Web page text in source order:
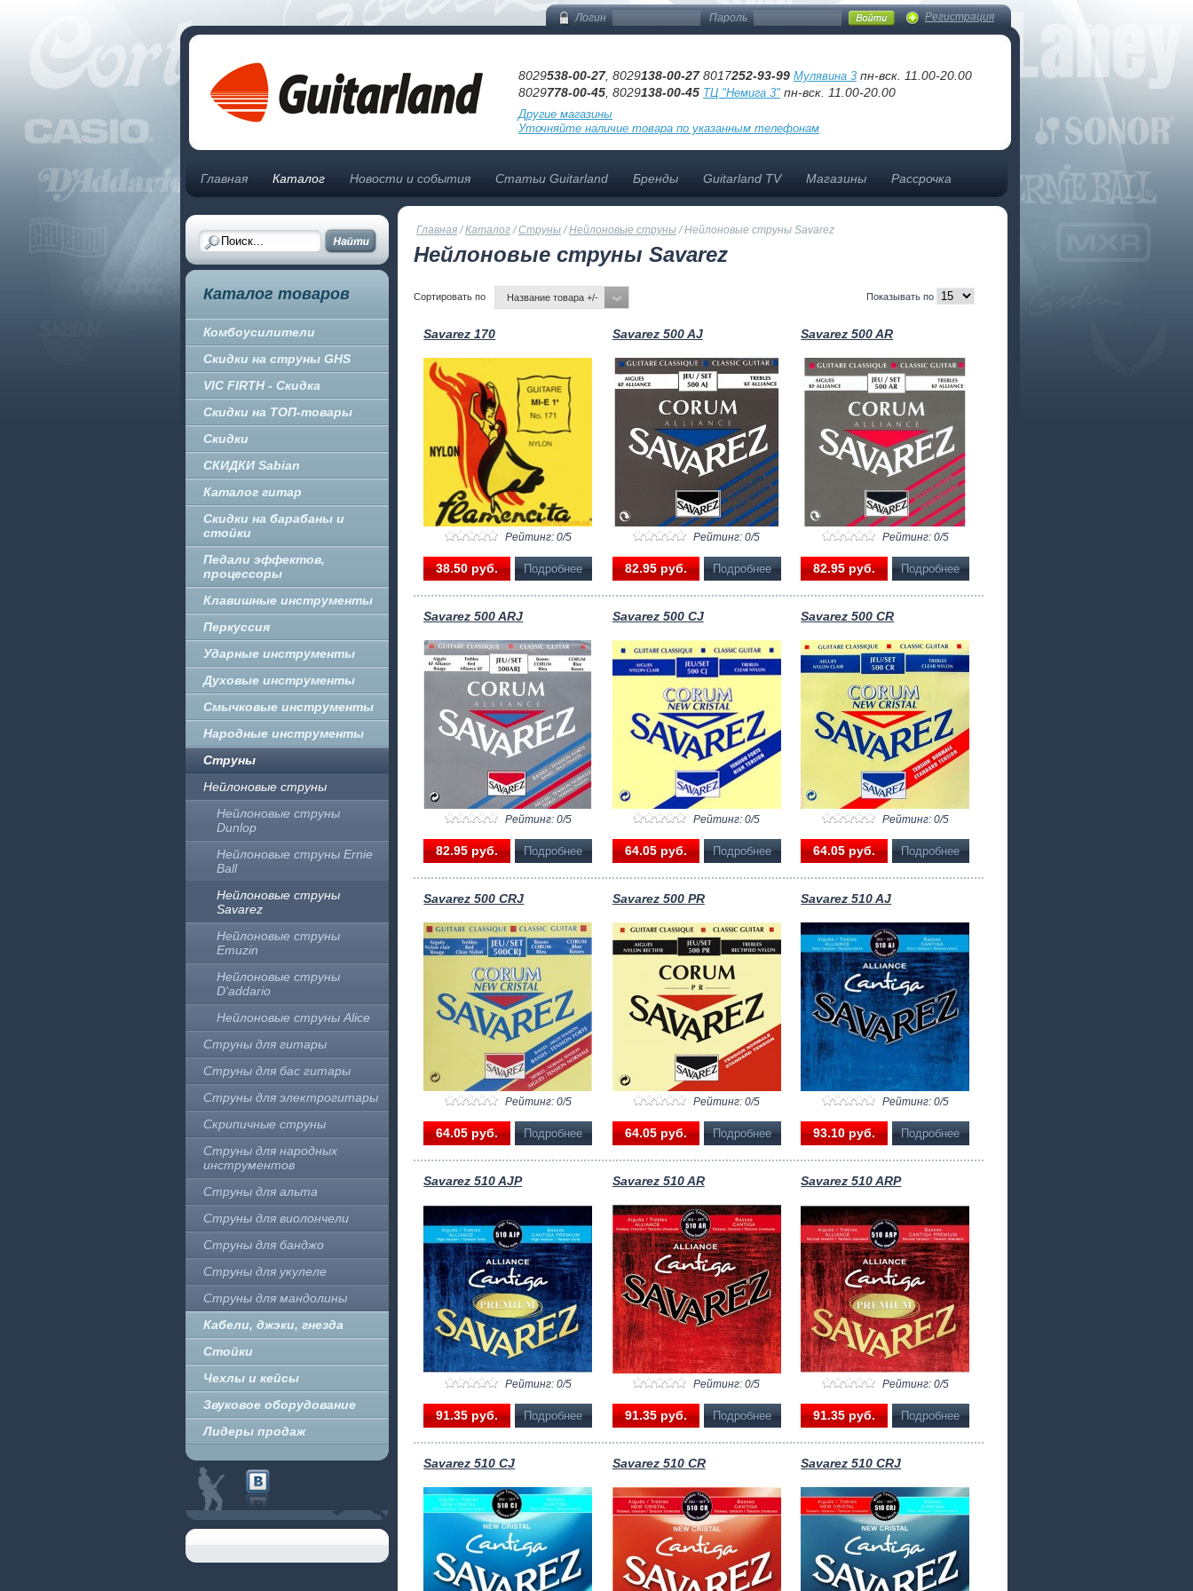
Логин Пароль Регистрация
8029538-00-27, 8029138-00-278017252-93-99 Мулявина 3 пн-вск. 11.00-20.00
8029778-00-45 , 8029138-00-45 ТЦ "Немига 3" пн-вск. 11.00-20.00
Другие магазины
Уточняйте наличие товара по указанным телефонам
Главная Каталог Новости и события Статьи Guitarland Бренды Guitarland TV Магазины Рассрочка
Каталог товаров
Комбоусилители
Скидки на струны GHS
VIC FIRTH - Скидка
Скидки на ТОП-товары
Скидки
СКИДКИ Sabian
Каталог гитар
Скидки на барабаны и
стойки
Педали эффектов,
процессоры
Клавишные инструменты
Перкуссия
Ударные инструменты
Духовые инструменты
Смычковые инструменты
Народные инструменты
Струны
Нейлоновые струны
Нейлоновые струны
Dunlop
Нейлоновые струны Ernie
Ball
Нейлоновые струны
Savarez
Нейлоновые струны
Emuzin
Нейлоновые струны
D'addario
Нейлоновые струны Alice
Струны для гитары
Струны для бас гитары
Струны для электрогитары
Скрипичные струны
Струны для народных
инструментов
Струны для альта
Струны для виолончели
Струны для банджо
Струны для укулеле
Струны для мандолины
Кабели, джэки, гнезда
Стойки
Чехлы и кейсы
Звуковое оборудование
Лидеры продаж
Главная/Каталог/Струны/Нейлоновые струны/Нейлоновые струны Savarez
Нейлоновые струны Savarez
Сортировать по Название товара +/- Показывать по
Savarez 170
Рейтинг: 0/5
38.50 pуб. Подробнее
Savarez 500 AJ
Рейтинг: 0/5
82.95 pуб. Подробнее
Savarez 500 AR
Рейтинг: 0/5
82.95 pуб. Подробнее
Savarez 500 ARJ
Рейтинг: 0/5
82.95 pуб. Подробнее
Savarez 500 CJ
Рейтинг: 0/5
64.05 pуб. Подробнее
Savarez 500 CR
Рейтинг: 0/5
64.05 pуб. Подробнее
Savarez 500 CRJ
Рейтинг: 0/5
64.05 pуб. Подробнее
Savarez 500 PR
Рейтинг: 0/5
64.05 pуб. Подробнее
Savarez 510 AJ
Рейтинг: 0/5
93.10 pуб. Подробнее
Savarez 510 AJP
Рейтинг: 0/5
91.35 pуб. Подробнее
Savarez 510 AR
Рейтинг: 0/5
91.35 pуб. Подробнее
Savarez 510 ARP
Рейтинг: 0/5
91.35 pуб. Подробнее
Savarez 510 CJ Savarez 510 CR Savarez 510 CRJ